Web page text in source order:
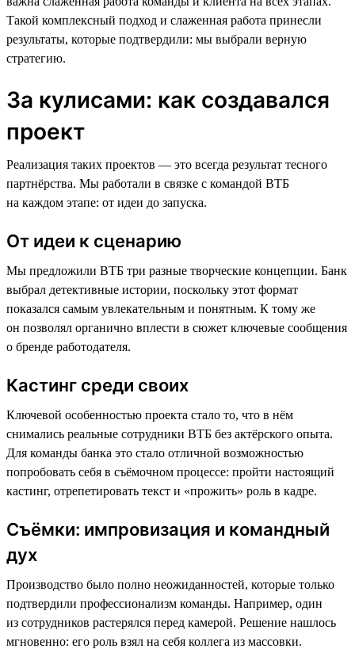
Такой комплексный подход и слаженная работа принесли
результаты, которые подтвердили: мы выбрали верную
стратегию.
За кулисами: как создавался
проект
Реализация таких проектов — это всегда результат тесного
партнёрства. Мы работали в связке с командой ВТБ
на каждом этапе: от идеи до запуска.
От идеи к сценарию
Мы предложили ВТБ три разные творческие концепции. Банк
выбрал детективные истории, поскольку этот формат
показался самым увлекательным и понятным. К тому же
он позволял органично вплести в сюжет ключевые сообщения
о бренде работодателя.
Кастинг среди своих
Ключевой особенностью проекта стало то, что в нём
снимались реальные сотрудники ВТБ без актёрского опыта.
Для команды банка это стало отличной возможностью
попробовать себя в съёмочном процессе: пройти настоящий
кастинг, отрепетировать текст и «прожить» роль в кадре.
Съёмки: импровизация и командный
дух
Производство было полно неожиданностей, которые только
подтвердили профессионализм команды. Например, один
из сотрудников растерялся перед камерой. Решение нашлось
мгновенно: его роль взял на себя коллега из массовки.